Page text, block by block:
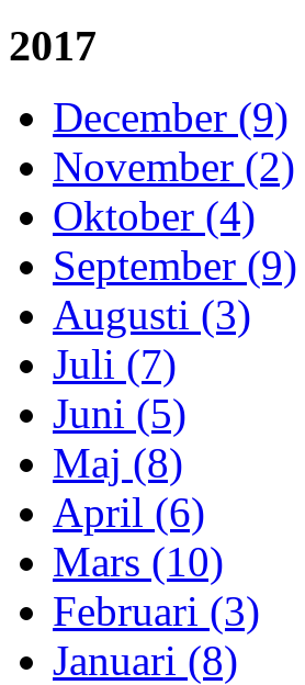
2017
December (9)
November (2)
Oktober (4)
September (9)
Augusti (3)
Juli (7)
Juni (5)
Maj (8)
April (6)
Mars (10)
Februari (3)
Januari (8)